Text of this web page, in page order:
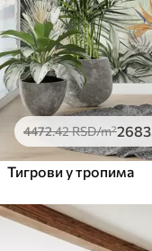
4472.42RSD/m²2683
Тигрови у тропима